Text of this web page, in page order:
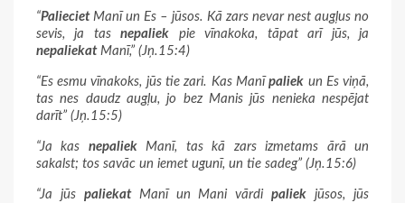
“PaliecietManī un Es – jūsos. Kā zars nevar nest augļus no
sevis, ja tasnepaliek pie vīnakoka, tāpat arī jūs, ja
nepaliekatManī,” (Jņ.15:4)
“Es esmu vīnakoks, jūs tie zari. Kas Manīpaliek un Es viņā,
tas nes daudz augļu, jo bez Manis jūs nenieka nespējat
darīt” (Jņ.15:5)
“Ja kas nepaliekManī, tas kā zars izmetams ārā un
sakalst; tos savāc un iemet ugunī, un tie sadeg” (Jņ.15:6)
“Ja jūs paliekatManī un Mani vārdipaliek jūsos, jūs